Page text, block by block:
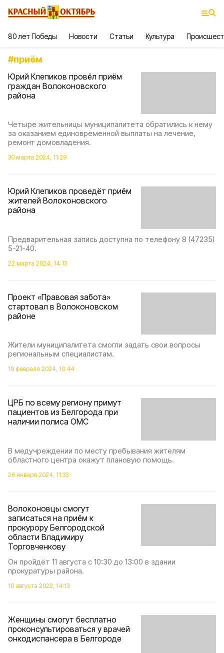
80 лет Победы Новости Статьи Культура
#приём
Юрий Клепиков провёл приём
граждан Волоконовского
района
Четыре жительницы муниципалитета обратились к нему
за оказанием единовременной выплаты на лечение,
ремонт домовладения.
30 марта 2024, 11:29
Юрий Клепиков проведёт приём
жителей Волоконовского
района
Предварительная запись доступна по телефону 8 (47235)
5-21-40.
22 марта 2024, 14:13
Проект «Правовая забота»
стартовал в Волоконовском
районе
Жители муниципалитета смогли задать свои вопросы
региональным специалистам.
19 февраля 2024, 10:44
ЦРБ по всему региону примут
пациентов из Белгорода при
наличии полиса ОМС
В медучреждении по месту пребывания жителям
областного центра окажут плановую помощь.
26 января 2024, 11:33
Волоконовцы смогут
записаться на приём к
прокурору Белгородской
области Владимиру
Торговченкову
Он пройдёт 11 августа с 10:30 до 13:00 в здании
прокуратуры района.
10 августа 2022, 14:13
Женщины смогут бесплатно
проконсультироваться у врачей
онкодиспансера в Белгороде